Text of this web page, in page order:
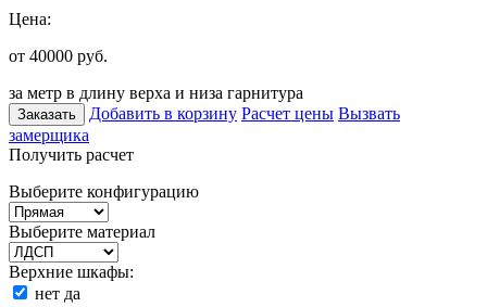
Цена:
от 40000 руб.
за метр в длину верха и низа гарнитура
Заказать Добавить в корзину Расчет цены Вызвать
замерщика
Получить расчет
Выберите конфигурацию
Выберите материал
Верхние шкафы:
нет да